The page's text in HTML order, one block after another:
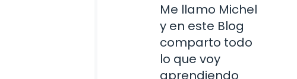
Me llamo Michel
y en este Blog
comparto todo
lo que voy
aprendiendo